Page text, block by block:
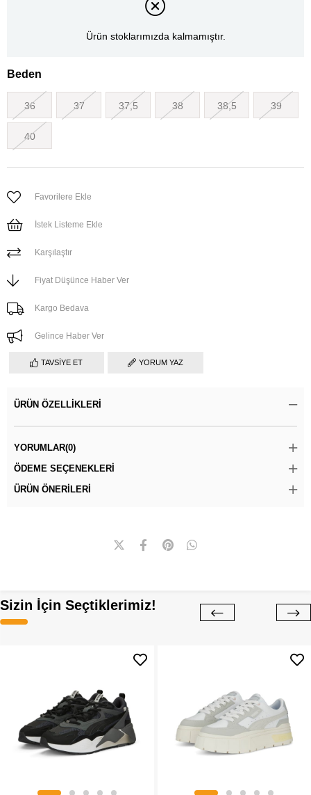
Ürün stoklarımızda kalmamıştır.
Beden
36 37 37,5 38 38,5 39
40
Favorilere Ekle
İstek Listeme Ekle
Karşılaştır
Fiyat Düşünce Haber Ver
Kargo Bedava
Gelince Haber Ver
TAVSIYE ET YORUM YAZ
ÜRÜN ÖZELLIKLERI
YORUMLAR(0)
ÖDEME SEÇENEKLERI
ÜRÜN ÖNERILERI
Sizin İçin Seçtiklerimiz!